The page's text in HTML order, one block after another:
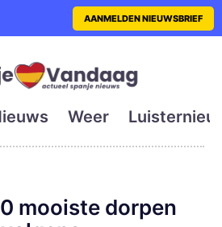
is de eerste
AANMELDEN NIEUWSBRIEF
Weer
mooiste dorpen